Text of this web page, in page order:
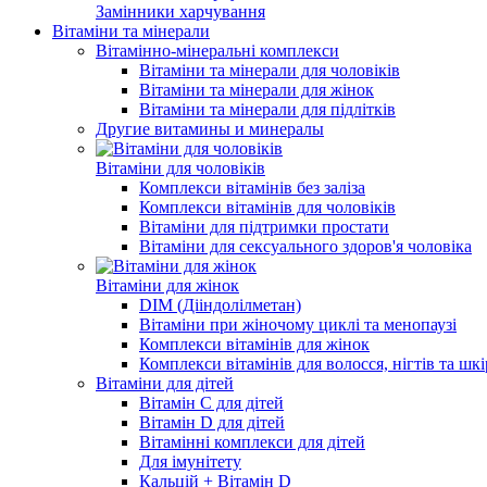
Замінники харчування
Вітаміни та мінерали
Вітамінно-мінеральні комплекси
Вітаміни та мінерали для чоловіків
Вітаміни та мінерали для жінок
Вітаміни та мінерали для підлітків
Другие витамины и минералы
Вітаміни для чоловіків
Комплекси вітамінів без заліза
Комплекси вітамінів для чоловіків
Вітаміни для підтримки простати
Вітаміни для сексуального здоров'я чоловіка
Вітаміни для жінок
DIM (Дііндолілметан)
Вітаміни при жіночому циклі та менопаузі
Комплекси вітамінів для жінок
Комплекси вітамінів для волосся, нігтів та
Вітаміни для дітей
Вітамін C для дітей
Вітамін D для дітей
Вітамінні комплекси для дітей
Для імунітету
Кальцій + Вітамін D